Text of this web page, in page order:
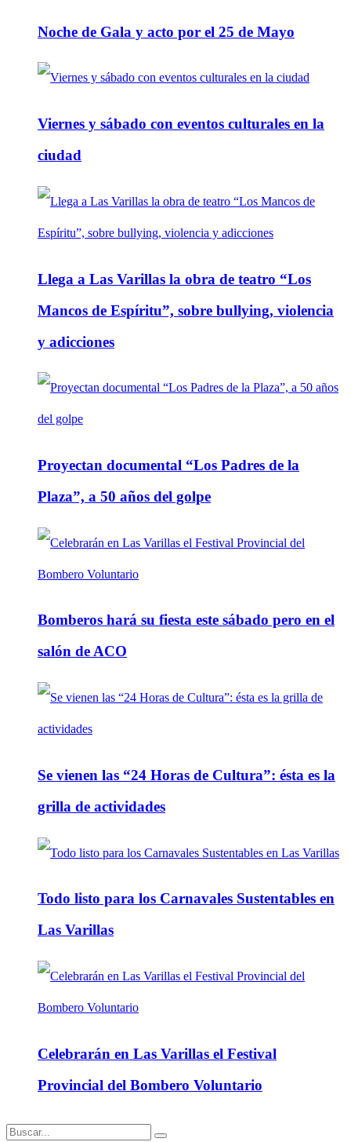
Noche de Gala y acto por el 25 de Mayo
Viernes y sábado con eventos culturales en la
ciudad
Llega a Las Varillas la obra de teatro “Los
Mancos de Espíritu”, sobre bullying, violencia
y adicciones
Proyectan documental “Los Padres de la
Plaza”, a 50 años del golpe
Bomberos hará su fiesta este sábado pero en el
salón de ACO
Se vienen las “24 Horas de Cultura”: ésta es la
grilla de actividades
Todo listo para los Carnavales Sustentables en
Las Varillas
Celebrarán en Las Varillas el Festival
Provincial del Bombero Voluntario